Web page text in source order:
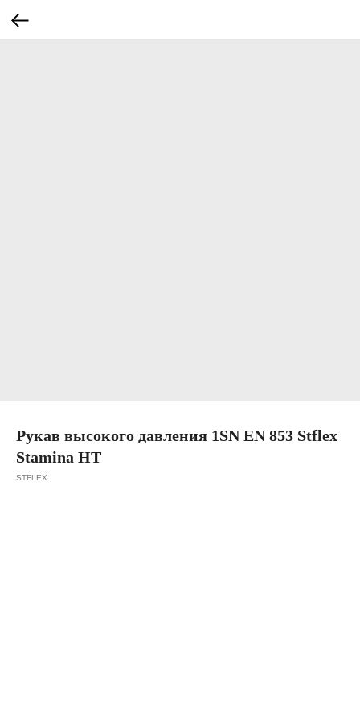
Рукав высокого давления 1SN EN 853 Stflex
Stamina HT
STFLEX